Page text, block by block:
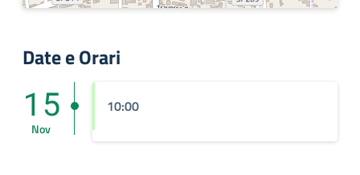
Date e Orari
15
Nov
10:00